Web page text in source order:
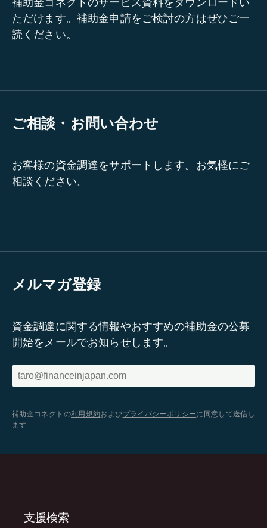
ただけます。補助金申請をご検討の方はぜひご一
読ください。
ご相談・お問い合わせ
お客様の資金調達をサポートします。お気軽にご
相談ください。
メルマガ登録
資金調達に関する情報やおすすめの補助金の公募
開始をメールでお知らせします。
補助金コネクトの利用規約およびプライバシーポリシーに同意して送信し
ます
支援検索